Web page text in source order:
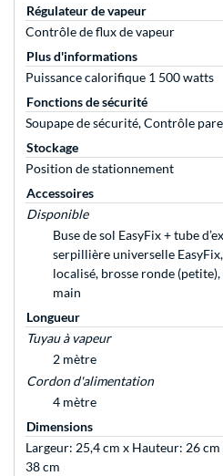
Régulateur de vapeur
Contrôle de flux de vapeur
Plus d'informations
Puissance calorifique 1 500 watts
Fonctions de sécurité
Soupape de sécurité, Contrôle
Stockage
Position de stationnement
Accessoires
Disponible
Buse de sol EasyFix + tube
serpillière universelle
localisé, brosse ronde
main
Longueur
Tuyau à vapeur
2 mètre
Cordon d'alimentation
4 mètre
Dimensions
Largeur: 25,4 cm x Hauteur: 26
38 cm